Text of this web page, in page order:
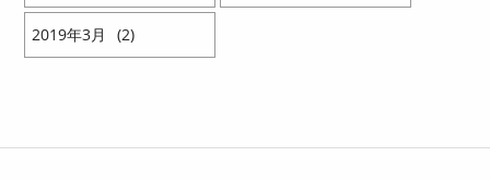
2019 3 2